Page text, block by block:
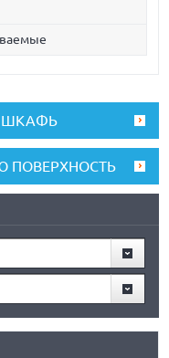
ШКАФЬ
ПОВЕРХНОСТЬ